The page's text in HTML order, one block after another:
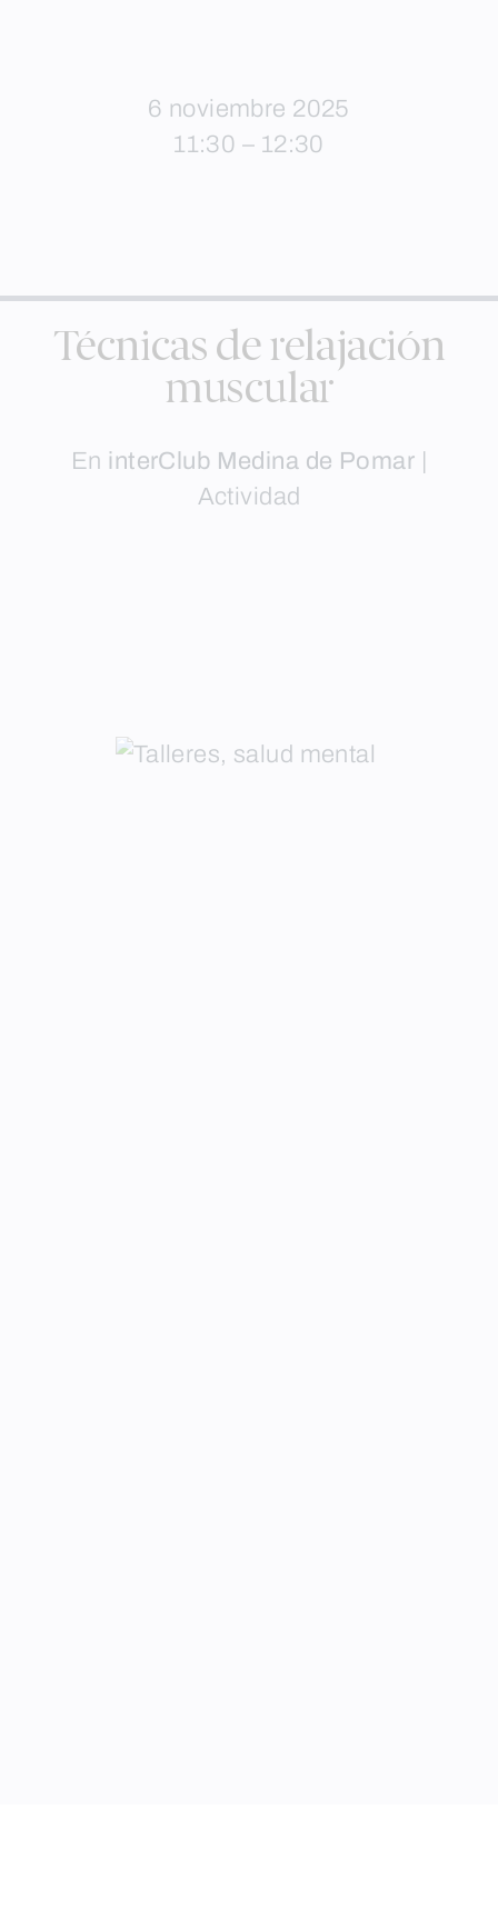
6 noviembre 2025
11:30 – 12:30
Técnicas de relajación
muscular
En interClub Medina de Pomar
Actividad